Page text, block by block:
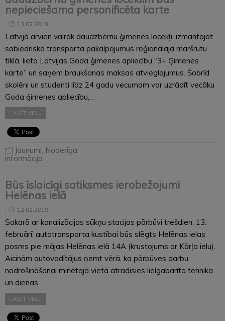
nepieciešama personificēta karte
13.02.2019
Latvijā arvien vairāk daudzbērnu ģimenes locekļi, izmantojot
sabiedriskā transporta pakalpojumus reģionālajā maršrutu
tīklā, lieto Latvijas Goda ģimenes apliecību “3+ Ģimenes
karte” un saņem braukšanas maksas atvieglojumus. Šobrīd
skolēni un studenti līdz 24 gadu vecumam var uzrādīt vecāku
Goda ģimenes apliecību,…
LASĪT VISU
Jaunumi Noderīga
informācija
Būs īslaicīgi satiksmes ierobežojumi
Helēnas ielā
12.02.2019
Sakarā ar kanalizācijas sūkņu stacijas pārbūvi trešdien, 13.
februārī, autotransporta kustībai būs slēgts Helēnas ielas
posms pie mājas Helēnas ielā 14A (krustojums ar Kārļa ielu).
Aicinām autovadītājus ņemt vērā, ka pārbūves darbu
nodrošināšanai minētajā vietā atradīsies lielgabarīta tehnika
un dienas…
LASĪT VISU